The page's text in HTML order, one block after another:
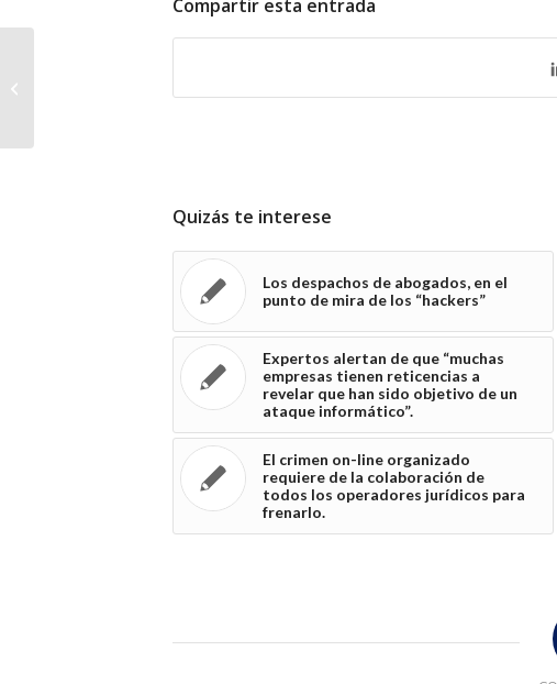
Compartir esta entrada
Quizás te interese
Los despachos de abogados, en el
punto de mira de los “hackers”
Expertos alertan de que “muchas
empresas tienen reticencias a
revelar que han sido objetivo de un
ataque informático”.
El crimen on-line organizado
requiere de la colaboración de
todos los operadores jurídicos para
frenarlo.